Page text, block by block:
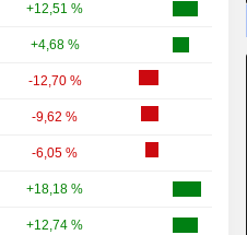
+12,51 %
+4,68 %
-12,70 %
-9,62 %
-6,05 %
+18,18 %
+12,74 %